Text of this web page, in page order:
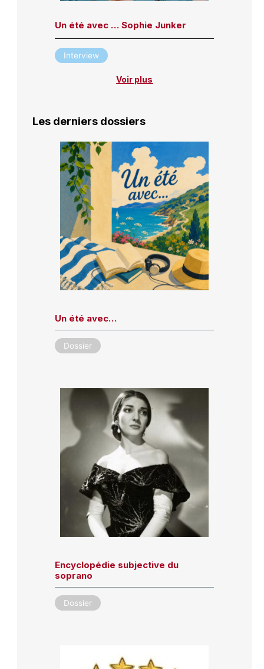
Un été avec … Sophie Junker
Interview
Voir plus
Les derniers dossiers
Un été avec…
Dossier
Encyclopédie subjective du
soprano
Dossier